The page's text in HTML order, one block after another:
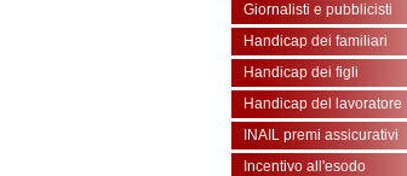
Giornalisti e pubblicisti
Handicap dei familiari
Handicap dei figli
Handicap del lavoratore
INAIL premi assicurativi
Incentivo all'esodo